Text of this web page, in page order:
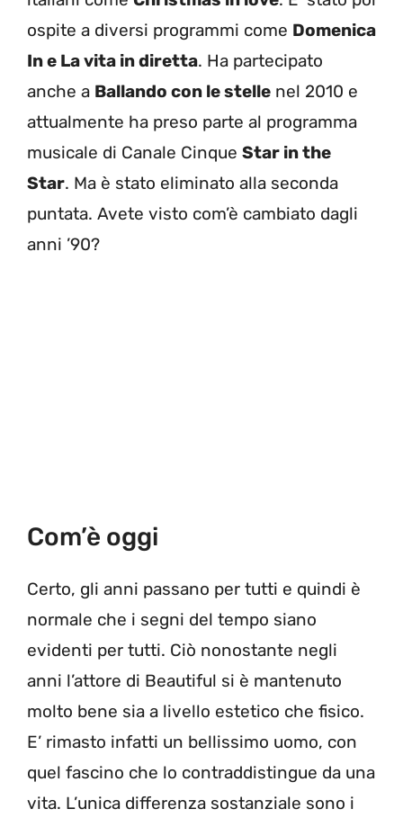
ospite a diversi programmi come Domenica
In e La vita in diretta. Ha partecipato
anche a Ballando con le stelle nel 2010 e
attualmente ha preso parte al programma
musicale di Canale Cinque Star in the
Star. Ma è stato eliminato alla seconda
puntata. Avete visto com’è cambiato dagli
anni ’90?
Com’è oggi
Certo, gli anni passano per tutti e quindi è
normale che i segni del tempo siano
evidenti per tutti. Ciò nonostante negli
anni l’attore di Beautiful si è mantenuto
molto bene sia a livello estetico che fisico.
E’ rimasto infatti un bellissimo uomo, con
quel fascino che lo contraddistingue da una
vita. L’unica differenza sostanziale sono i